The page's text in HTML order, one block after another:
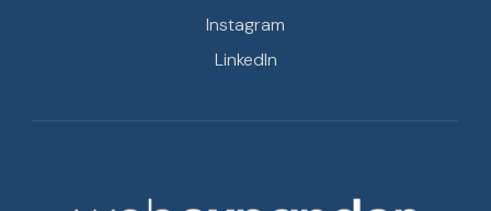
Instagram
LinkedIn